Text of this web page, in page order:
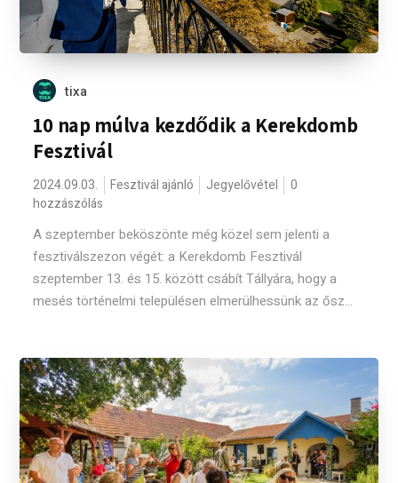
tixa
10 nap múlva kezdődik a Kerekdomb
Fesztivál
2024.09.03. Fesztivál ajánló Jegyelővétel
0
hozzászólás
A szeptember beköszönte még közel sem jelenti a
fesztiválszezon végét: a Kerekdomb Fesztivál
szeptember 13. és 15. között csábít Tállyára, hogy a
mesés történelmi településen elmerülhessünk az ősz...